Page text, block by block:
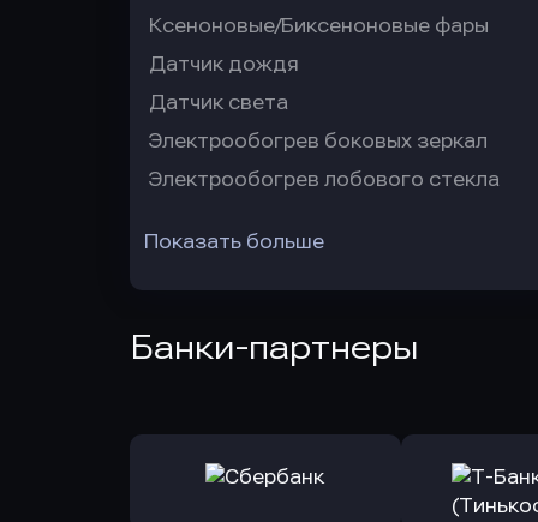
Ксеноновые/Биксеноновые фары
Датчик дождя
Датчик света
Электрообогрев боковых зеркал
Электрообогрев лобового стекла
Показать больше
Банки-партнеры